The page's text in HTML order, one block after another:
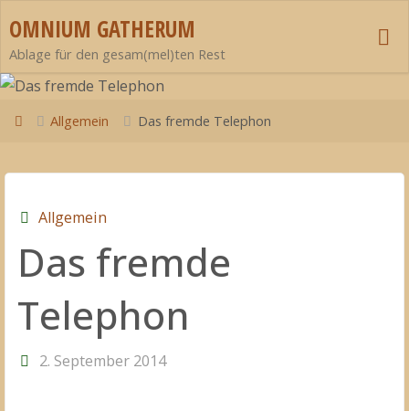
Inhalt
springen
OMNIUM GATHERUM
Ablage für den gesam(mel)ten Rest
StartAllgemein Das fremde Telephon
Allgemein
Das fremde
Telephon
2. September 2014